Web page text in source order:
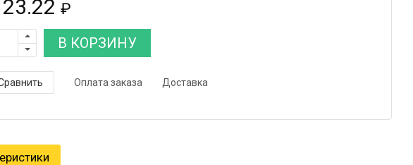
23.22 ₽
В КОРЗИНУ
Оплата заказа Доставка